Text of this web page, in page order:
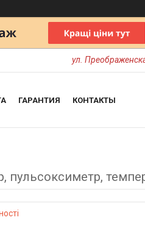
ул.
ГАРАНТИЯ КОНТАКТЫ